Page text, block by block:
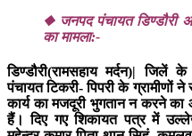
◆ जनपद पंचायत डिण्डौरी
का मामला:-
डिण्डौरी(रामसहाय मर्दन)| जिलें के
पंचायत टिकरी- पिपरी के ग्रामीणों
कार्य का मजदूरी भुगतान न करने
हैं। दिए गए शिकायत पत्र में उल्लेख